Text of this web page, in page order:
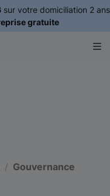
sur votre domiciliation 2 ans
gratuite
Gouvernance